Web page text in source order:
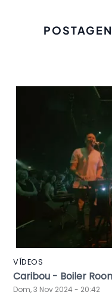
VÍDEOS
Caribou - Boiler
Dom, 3 Nov 2024 - 20:42